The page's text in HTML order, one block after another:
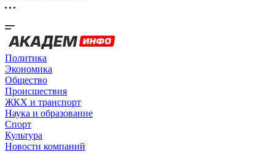
Политика
Экономика
Общество
Происшествия
ЖКХ и транспорт
Наука и образование
Спорт
Культура
Новости компаний